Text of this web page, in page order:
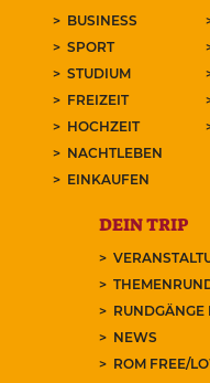
BUSINESS
SPORT
STUDIUM
FREIZEIT
HOCHZEIT
NACHTLEBEN
EINKAUFEN
DEIN TRIP
RUNDGÄNGE
NEWS
ROM FREE/